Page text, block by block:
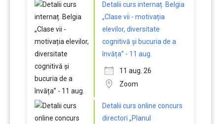
Detalii curs internaț. Belgia
„Clase vii - motivația
elevilor, diversitate
cognitivă și bucuria de a
învăța” - 11 aug.
11 aug. 26
Zoom
Detalii curs online concurs
directori „Planul